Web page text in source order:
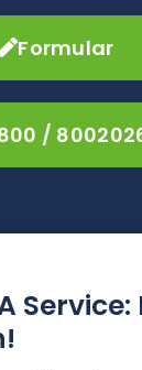
Formular
/
Service: